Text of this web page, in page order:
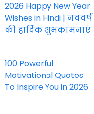
2026 Happy New Year
Wishes in Hindi | नववर्ष
की हार्दिक शुभकामनाएं
100 Powerful
Motivational Quotes
To Inspire You in 2026